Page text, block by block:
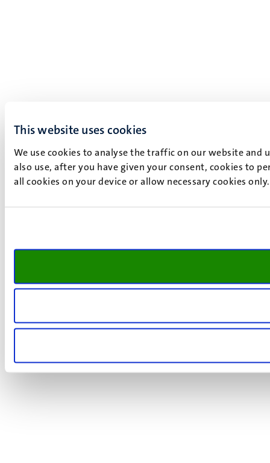
This website uses cookies
We use cookies to analyse the traffic on our website and
also use, after you have given your consent, cookies to
all cookies on your device or allow necessary cookies